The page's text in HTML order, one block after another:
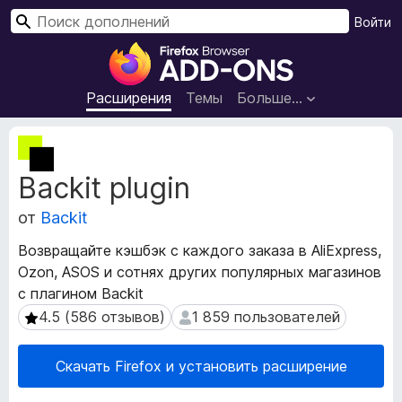
Д
о
п
о
я
д
я
б
а
Расширения Темы Больше…
Войти
П
Backit plugin
от Backit
Возвращайте кэшбэк с каждого заказа в AliExpress,
Ozon, ASOS и сотнях других популярных магазинов
с плагином Backit
4.5 (586 отзывов)
4.5 (586 отзывов) 1 859 пользователей
1 859 пользователей
Скачать Firefox и установить расширение
М
е
т
а
д
н
н
ы
е
р
а
ш